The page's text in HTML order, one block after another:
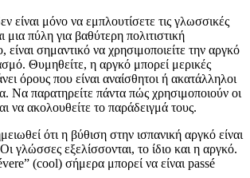
είναι μόνο να εμπλουτίσετε τις γλωσσικές
μια πύλη για βαθύτερη πολιτιστική
σημαντικό να χρησιμοποιείτε την αργκό
Θυμηθείτε, η αργκό μπορεί μερικές
όρους που είναι αναίσθητοι ή ακατάλληλοι
Να παρατηρείτε πάντα πώς χρησιμοποιούν οι
να ακολουθείτε το παράδειγμά τους.
ότι η βύθιση στην ισπανική αργκό είναι
γλώσσες εξελίσσονται, το ίδιο και η αργκό.
(cool) σήμερα μπορεί να είναι passé